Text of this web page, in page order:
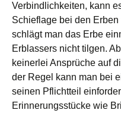
Verbindlichkeiten, kann
Schieflage bei den
schlägt man das Erbe
Erblassers nicht tilgen.
keinerlei Ansprüche auf
der Regel kann man bei
seinen Pflichtteil
Erinnerungsstücke wie